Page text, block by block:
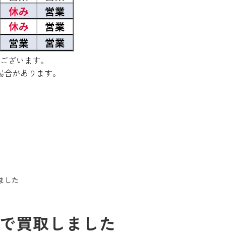
ざいます。
があります。
した
買取しました